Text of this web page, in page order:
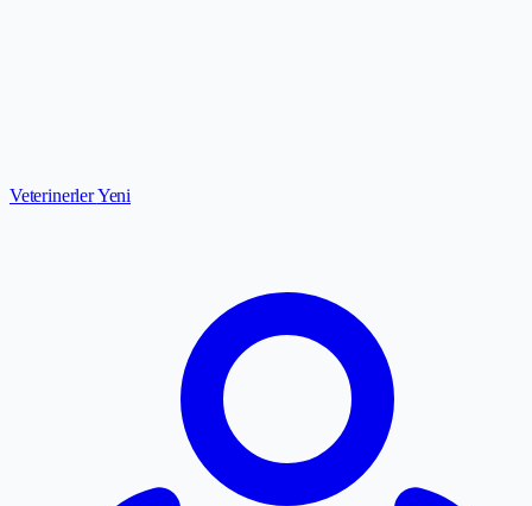
VeterinerlerYeni